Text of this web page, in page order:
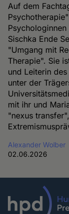
Auf dem
Sischka Ende
"Umgang mit
Therapie". Sie
und Leiterin
unter der
mit ihr und
"nexus
Alexander Wolber
02.06.2026